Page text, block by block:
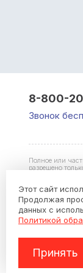
8-800-
Звонок
Полное или
разрешено
Hardware
Политика
Этот сайт
Продолжая
данных с
Политикой
Принять